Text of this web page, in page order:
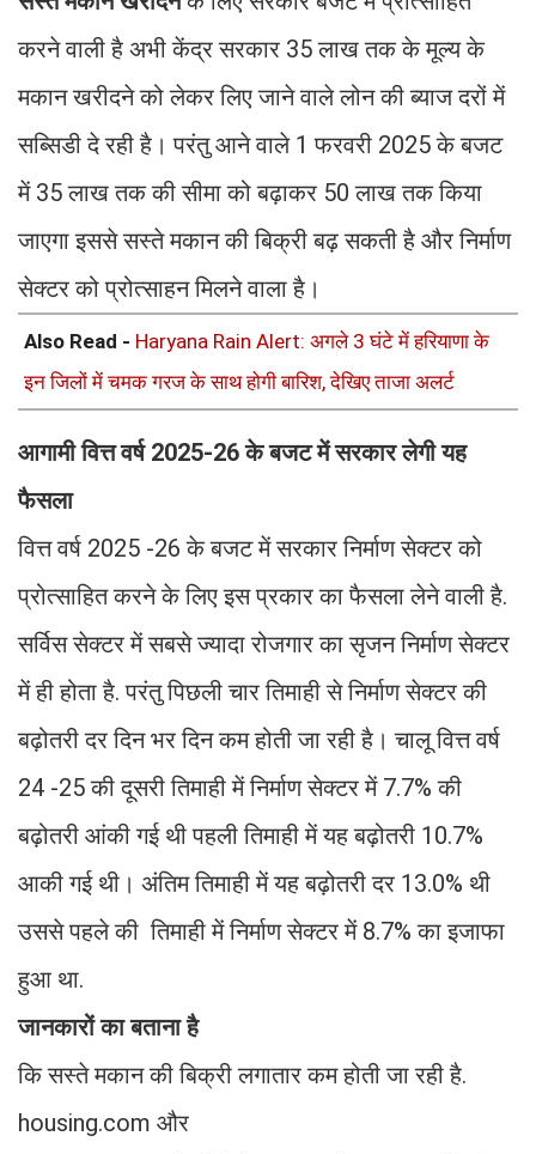
करने वाली है अभी केंद्र सरकार 35 लाख तक के मूल्य के
मकान खरीदने को लेकर लिए जाने वाले लोन की ब्याज दरों में
सब्सिडी दे रही है। परंतु आने वाले 1 फरवरी 2025 के बजट
में 35 लाख तक की सीमा को बढ़ाकर 50 लाख तक किया
जाएगा इससे सस्ते मकान की बिक्री बढ़ सकती है और निर्माण
सेक्टर को प्रोत्साहन मिलने वाला है।
Also Read - Haryana Rain Alert: अगले 3 घंटे में हरियाणा के
इन जिलों में चमक गरज के साथ होगी बारिश, देखिए ताजा अलर्ट
आगामी वित्त वर्ष 2025-26 के बजट में सरकार लेगी यह
फैसला
वित्त वर्ष 2025 -26 के बजट में सरकार निर्माण सेक्टर को
प्रोत्साहित करने के लिए इस प्रकार का फैसला लेने वाली है.
सर्विस सेक्टर में सबसे ज्यादा रोजगार का सृजन निर्माण सेक्टर
में ही होता है. परंतु पिछली चार तिमाही से निर्माण सेक्टर की
बढ़ोतरी दर दिन भर दिन कम होती जा रही है। चालू वित्त वर्ष
24 -25 की दूसरी तिमाही में निर्माण सेक्टर में 7.7% की
बढ़ोतरी आंकी गई थी पहली तिमाही में यह बढ़ोतरी 10.7%
आकी गई थी। अंतिम तिमाही में यह बढ़ोतरी दर 13.0% थी
उससे पहले की तिमाही में निर्माण सेक्टर में 8.7% का इजाफा
हुआ था.
जानकारों का बताना है
कि सस्ते मकान की बिक्री लगातार कम होती जा रही है.
housing.com और